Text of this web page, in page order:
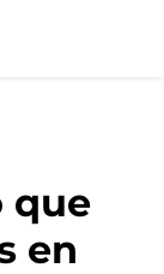
que
en